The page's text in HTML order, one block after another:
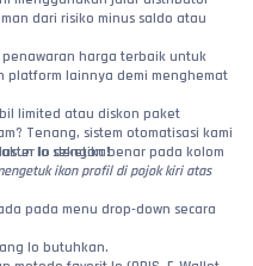
dari risiko minus saldo atau
harga terbaik untuk
lainnya demi menghemat
limited atau diskon paket
Tenang, sistem otomatisasi kami
lo seketika!
lo dengan benar pada kolom
ikon profil di pojok kiri atas
pada menu drop-down secara
lo butuhkan.